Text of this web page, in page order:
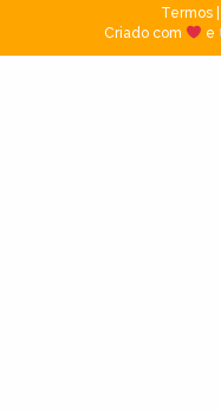
Termos|
Criado com
e